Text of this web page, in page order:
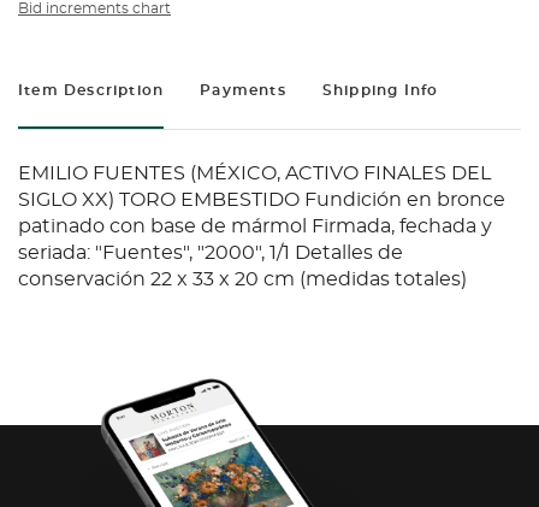
Bid increments chart
Item Description Payments Shipping Info
EMILIO FUENTES (MÉXICO, ACTIVO FINALES DEL
SIGLO XX) TORO EMBESTIDO Fundición en bronce
patinado con base de mármol Firmada, fechada y
seriada: "Fuentes", "2000", 1/1 Detalles de
conservación 22 x 33 x 20 cm (medidas totales)